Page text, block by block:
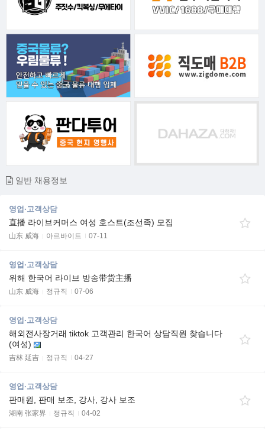
일반 채용정보
영업·고객상담
直播 라이브커머스 여성 호스트(조선족) 모집
山东 威海 아르바이트 07-11
영업·고객상담
위해 한국어 라이브 방송带货主播
山东 威海 정규직 07-06
영업·고객상담
해외전사장거래 tiktok 고객관리 한국어 상담직원 찾습니다
(여성)
吉林 延吉 정규직 04-27
영업·고객상담
판매원, 판매 보조, 강사, 강사 보조
湖南 张家界 정규직 04-02